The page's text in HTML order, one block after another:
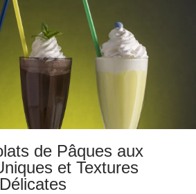
de Pâques aux
et Textures
Délicates